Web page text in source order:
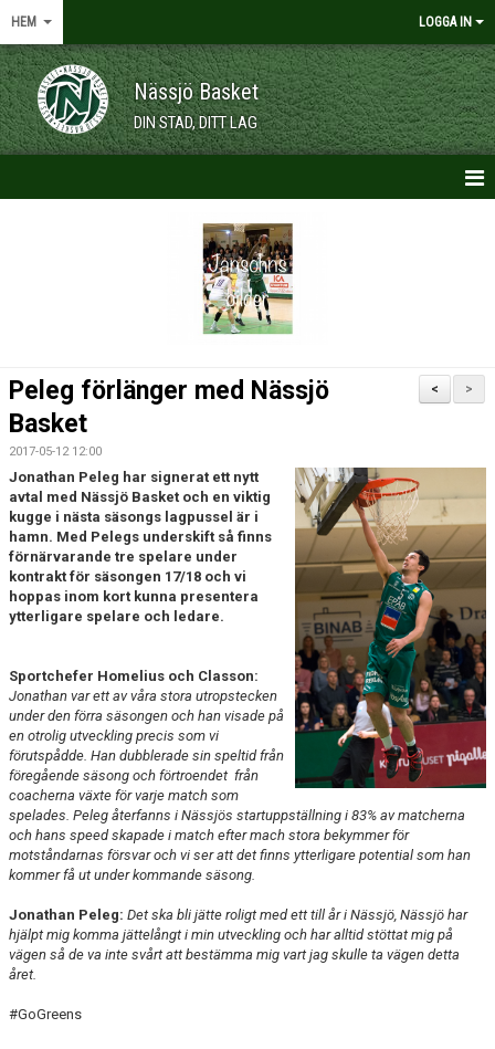
HEM LOGGA IN
Nässjö Basket
DIN STAD, DITT LAG
VÅRA LAG/TRÄNARE
UNGDOMSSEKTIONEN
MEDIA
ALF HÅKANSSONS MINNESFOND
>
<
Peleg förlänger med Nässjö
Basket
2017-05-12 12:00
Jonathan Peleg har signerat ett nytt
avtal med Nässjö Basket och en viktig
kugge i nästa säsongs lagpussel är i
hamn. Med Pelegs underskift så finns
förnärvarande tre spelare under
kontrakt för säsongen 17/18 och vi
hoppas inom kort kunna presentera
ytterligare spelare och ledare.
Sportchefer Homelius och Classon:
Jonathan var ett av våra stora utropstecken
under den förra säsongen och han visade på
en otrolig utveckling precis som vi
förutspådde. Han dubblerade sin speltid från
föregående säsong och förtroendet från
coacherna växte för varje match som
spelades. Peleg återfanns i Nässjös startuppställning i 83% av matcherna
och hans speed skapade i match efter mach stora bekymmer för
motståndarnas försvar och vi ser att det finns ytterligare potential som han
kommer få ut under kommande säsong.
Jonathan Peleg: Det ska bli jätte roligt med ett till år i Nässjö, Nässjö har
hjälpt mig komma jättelångt i min utveckling och har alltid stöttat mig på
vägen så de va inte svårt att bestämma mig vart jag skulle ta vägen detta
året.
#GoGreens